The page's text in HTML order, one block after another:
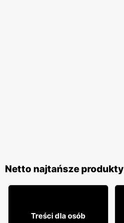
Netto najtańsze produkty
6199
Treści dla osób